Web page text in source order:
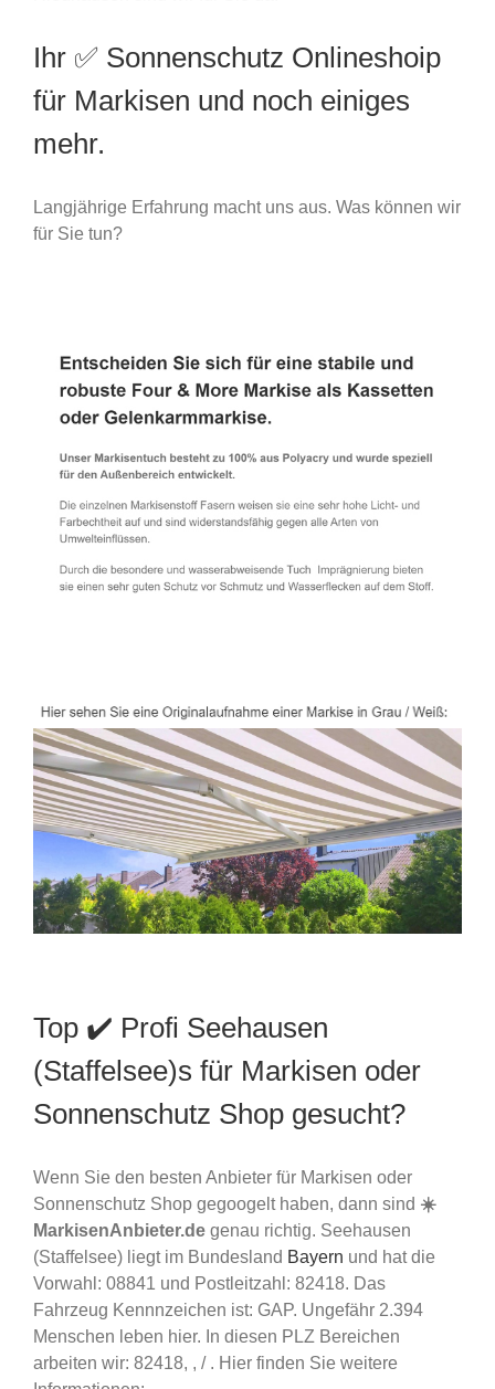
Ihr ✅ Sonnenschutz Onlineshoip
für Markisen und noch einiges
mehr.
Langjährige Erfahrung macht uns aus. Was können wir
für Sie tun?
Top ✔️ Profi Seehausen
(Staffelsee)s für Markisen oder
Sonnenschutz Shop gesucht?
Wenn Sie den besten Anbieter für Markisen oder
Sonnenschutz Shop gegoogelt haben, dann sind ☀️
MarkisenAnbieter.de genau richtig. Seehausen
(Staffelsee) liegt im Bundesland Bayern und hat die
Vorwahl: 08841 und Postleitzahl: 82418. Das
Fahrzeug Kennnzeichen ist: GAP. Ungefähr 2.394
Menschen leben hier. In diesen PLZ Bereichen
arbeiten wir: 82418, , / . Hier finden Sie weitere